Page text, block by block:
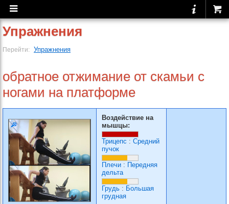
Упражнения
Перейти: Упражнения
обратное отжимание от скамьи с
ногами на платформе
Воздействие на
мышцы:
Трицепс : Средний
пучок
Плечи : Передняя
дельта
Грудь : Большая
грудная